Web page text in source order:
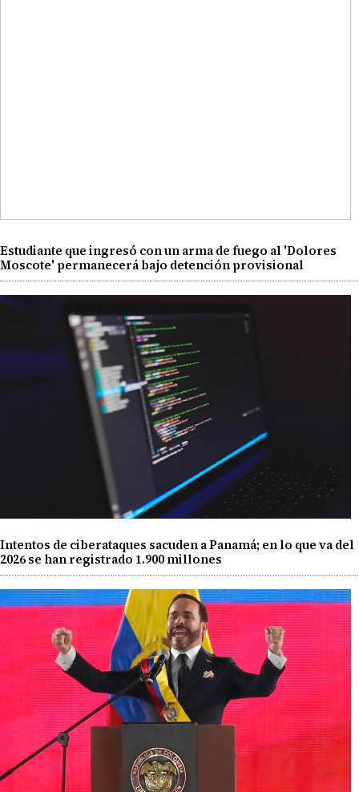
Estudiante que ingresó con un arma de fuego al 'Dolores
Moscote' permanecerá bajo detención provisional
Intentos de ciberataques sacuden a Panamá; en lo que va del
2026 se han registrado 1.900 millones